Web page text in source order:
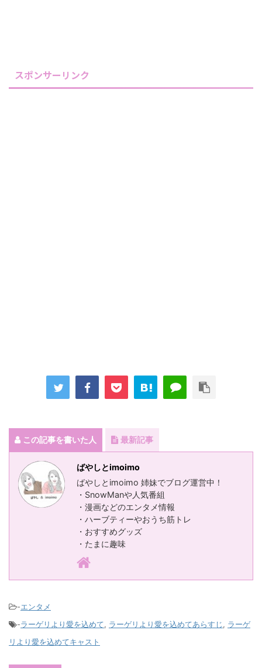
スポンサーリンク
この記事を書いた人 最新記事
ばやしとimoimo
ばやしとimoimo 姉妹でブログ運営中！
・SnowManや人気番組
・漫画などのエンタメ情報
・ハーブティーやおうち筋トレ
・おすすめグッズ
・たまに趣味
-エンタメ
-ラーゲリより愛を込めて, ラーゲリより愛を込めてあらすじ, ラーゲ
リより愛を込めてキャスト